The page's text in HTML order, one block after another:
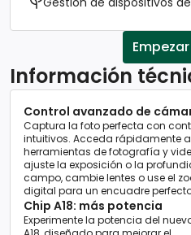
Información
Control avanzado de
Captura la foto perfecta con
intuitivos. Acceda rápidamente a
herramientas de fotografía y
ajuste la exposición o la
campo, cambie lentes o use el
digital para un encuadre
Chip A18: más potencia
Experimente la potencia del